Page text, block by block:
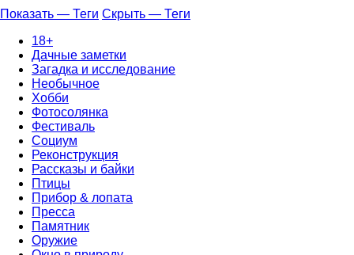
Показать — Теги Скрыть — Теги
18+
Дачные заметки
Загадка и исследование
Необычное
Хобби
Фотосолянка
Фестиваль
Социум
Реконструкция
Рассказы и байки
Птицы
Прибор & лопата
Пресса
Памятник
Оружие